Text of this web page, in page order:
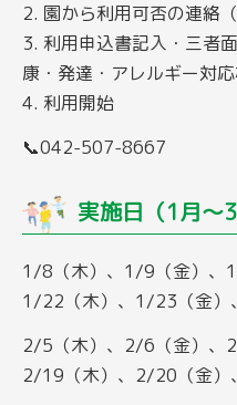
2. 園から利用可否の連絡
3. 利用申込書記入・三者
康・発達・アレルギー対応
4. 利用開始
📞042-507-8667
実施日（1月～3
1/8（木）、1/9（金）、
1/22（木）、1/23（金）
2/5（木）、2/6（金）、
2/19（木）、2/20（金）